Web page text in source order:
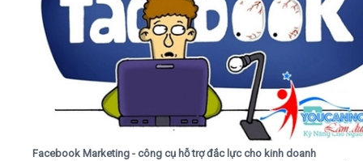
Facebook Marketing - công cụ hỗ trợ đắc lực cho kinh doanh